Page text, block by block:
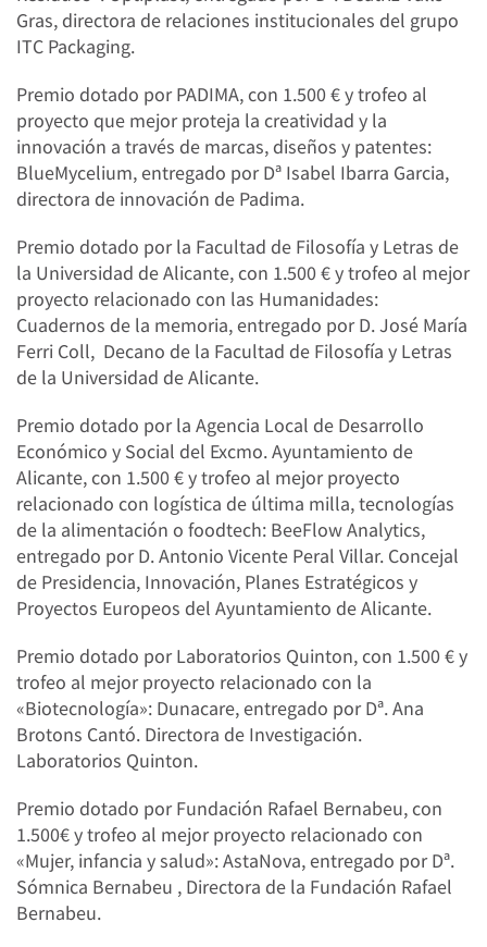
Gras, directora de relaciones institucionales del grupo
ITC Packaging.
Premio dotado por PADIMA, con 1.500 € y trofeo al
proyecto que mejor proteja la creatividad y la
innovación a través de marcas, diseños y patentes:
BlueMycelium, entregado por Dª Isabel Ibarra Garcia,
directora de innovación de Padima.
Premio dotado por la Facultad de Filosofía y Letras de
la Universidad de Alicante, con 1.500 € y trofeo al mejor
proyecto relacionado con las Humanidades:
Cuadernos de la memoria, entregado por D. José María
Ferri Coll, Decano de la Facultad de Filosofía y Letras
de la Universidad de Alicante.
Premio dotado por la Agencia Local de Desarrollo
Económico y Social del Excmo. Ayuntamiento de
Alicante, con 1.500 € y trofeo al mejor proyecto
relacionado con logística de última milla, tecnologías
de la alimentación o foodtech: BeeFlow Analytics,
entregado por D. Antonio Vicente Peral Villar. Concejal
de Presidencia, Innovación, Planes Estratégicos y
Proyectos Europeos del Ayuntamiento de Alicante.
Premio dotado por Laboratorios Quinton, con 1.500 € y
trofeo al mejor proyecto relacionado con la
«Biotecnología»: Dunacare, entregado por Dª. Ana
Brotons Cantó. Directora de Investigación.
Laboratorios Quinton.
Premio dotado por Fundación Rafael Bernabeu, con
1.500€ y trofeo al mejor proyecto relacionado con
«Mujer, infancia y salud»: AstaNova, entregado por Dª.
Sómnica Bernabeu , Directora de la Fundación Rafael
Bernabeu.